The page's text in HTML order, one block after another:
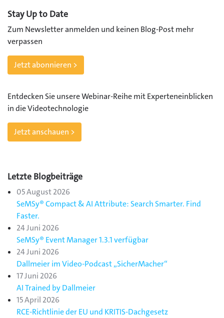
Stay Up to Date
Zum Newsletter anmelden und keinen Blog-Post mehr
verpassen
Jetzt abonnieren >
Entdecken Sie unsere Webinar-Reihe mit Experteneinblicken
in die Videotechnologie
Jetzt anschauen >
Letzte Blogbeiträge
05 August 2026
SeMSy® Compact & AI Attribute: Search Smarter. Find
Faster.
24 Juni 2026
SeMSy® Event Manager 1.3.1 verfügbar
24 Juni 2026
Dallmeier im Video-Podcast „SicherMacher“
17 Juni 2026
AI Trained by Dallmeier
15 April 2026
RCE-Richtlinie der EU und KRITIS-Dachgesetz